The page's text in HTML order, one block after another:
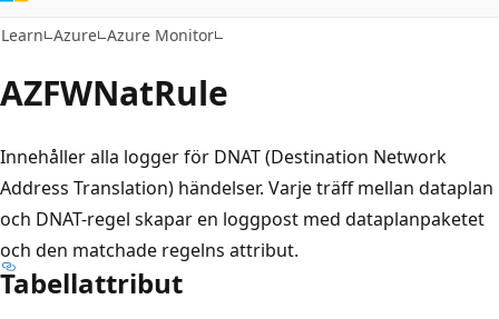
Learn Azure Azure Monitor
AZFWNatRule
Innehåller alla logger för DNAT (Destination Network
Address Translation) händelser. Varje träff mellan dataplan
och DNAT-regel skapar en loggpost med dataplanpaketet
och den matchade regelns attribut.
Tabellattribut